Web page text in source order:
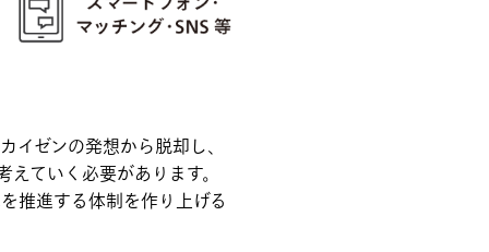
ゼンの発想から脱却し、
ていく必要があります。
推進する体制を作り上げる